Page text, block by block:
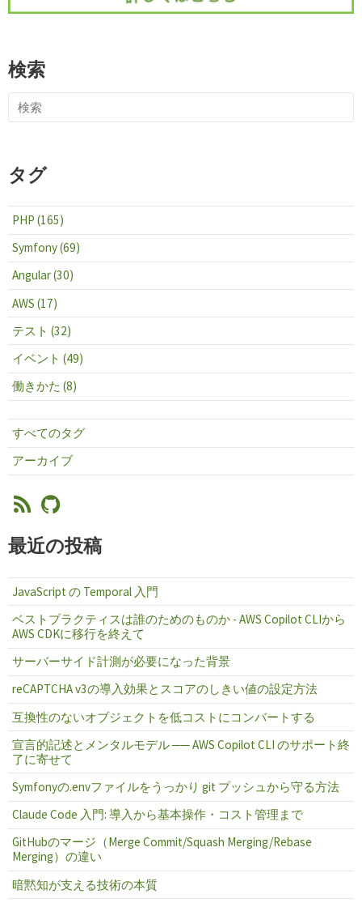
検索
タグ
PHP (165)
Symfony (69)
Angular (30)
AWS (17)
テスト (32)
イベント (49)
働きかた (8)
すべてのタグ
アーカイブ
最近の投稿
JavaScript の Temporal 入門
ベストプラクティスは誰のためのものか - AWS Copilot CLIから
AWS CDKに移行を終えて
サーバーサイド計測が必要になった背景
reCAPTCHA v3の導入効果とスコアのしきい値の設定方法
互換性のないオブジェクトを低コストにコンバートする
宣言的記述とメンタルモデル ── AWS Copilot CLI のサポート終
了に寄せて
Symfonyの.envファイルをうっかり git プッシュから守る方法
Claude Code 入門: 導入から基本操作・コスト管理まで
GitHubのマージ（Merge Commit/Squash Merging/Rebase
Merging）の違い
暗黙知が支える技術の本質